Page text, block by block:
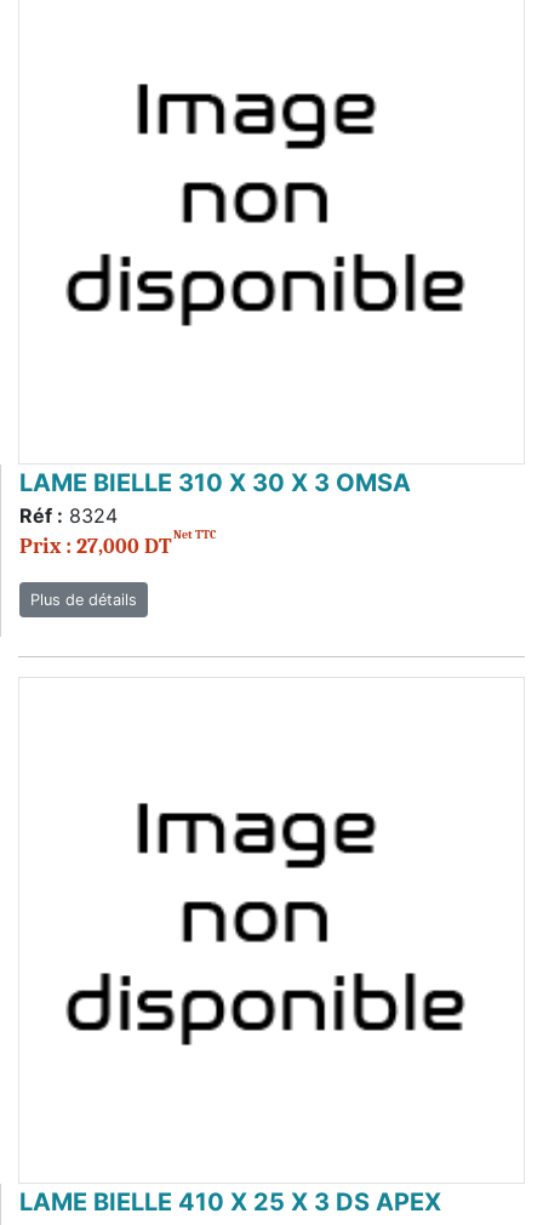
LAME BIELLE 310 X 30 X 3 OMSA
Réf : 8324
Prix : 27,000 DTNet TTC
Plus de détails
LAME BIELLE 410 X 25 X 3 DS APEX